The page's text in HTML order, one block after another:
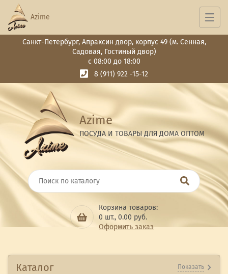
Санкт-Петербург, Апраксин двор, корпус 49 (м. Сенная,
Садовая, Гостиный двор)
с 08:00 до 18:00
8 (911) 922 -15-12
Azime
ПОСУДА И ТОВАРЫ ДЛЯ ДОМА ОПТОМ
Корзина товаров:
0 шт., 0.00 руб.
Оформить заказ
Azime
Каталог Показать